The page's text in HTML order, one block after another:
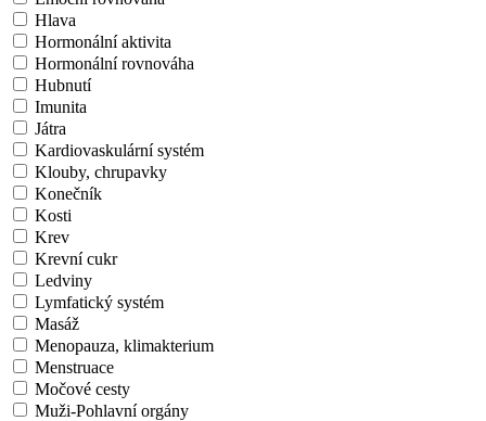
Hlava
Hormonální aktivita
Hormonální rovnováha
Hubnutí
Imunita
Játra
Kardiovaskulární systém
Klouby, chrupavky
Konečník
Kosti
Krev
Krevní cukr
Ledviny
Lymfatický systém
Masáž
Menopauza, klimakterium
Menstruace
Močové cesty
Muži-Pohlavní orgány